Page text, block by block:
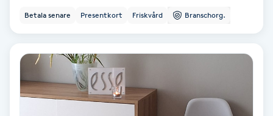
Stylist
Sugaring
Betala senare Presentkort Friskvård Branschorg.